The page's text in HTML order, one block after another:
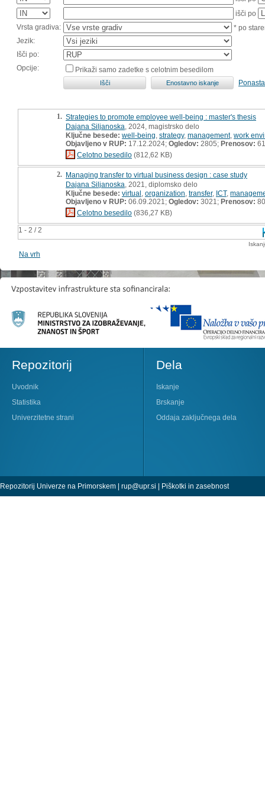
išči po
Vrsta gradiva:
* po
Jezik:
Išči po:
Opcije:
Prikaži samo zadetke s celotnim besedilom
1 - 2 / 2
1. Strategies to promote employee well-being : master's thesis
Dajana Siljanoska , 2024, magistrsko delo
Ključne besede: well-being strategy, management, work
Objavljeno v RUP: 17.12.2024; Ogledov: 2805; Prenosov: 61
Celotno besedilo (812,62 KB)
2. Managing transfer to virtual business design : case study
Dajana Siljanoska , 2021, diplomsko delo
Ključne besede: virtual organization transfer, ICT,
Objavljeno v RUP: 06.09.2021; Ogledov: 3021; Prenosov: 80
Celotno besedilo (836,27 KB)
Na vrh
Repozitorij
Uvodnik
Statistika
Univerzitetne strani
Dela
Iskanje
Brskanje
Oddaja zaključnega dela
Repozitorij Univerze na Primorskem | rup@upr.si | Piškotki in zasebnost